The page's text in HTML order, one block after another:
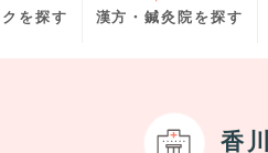
を探す 漢方・鍼灸院を探す
香